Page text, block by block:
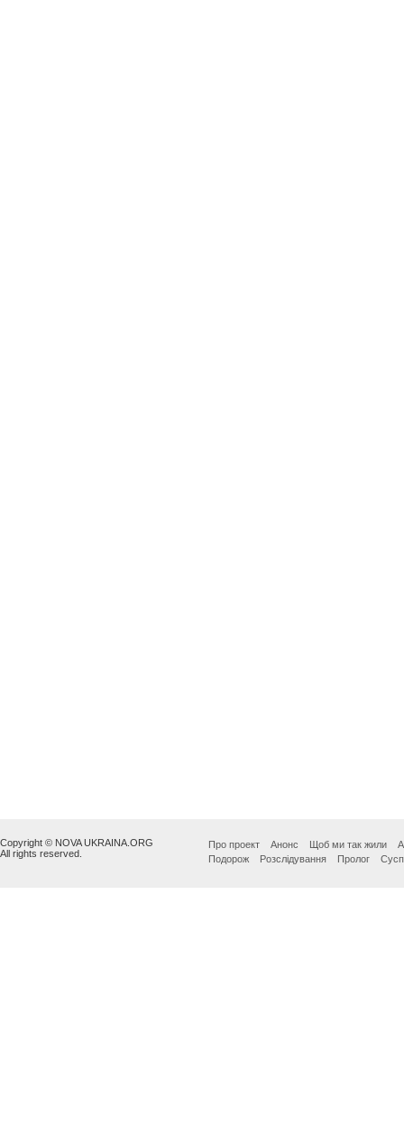
Copyright © NOVA UKRAINA.ORG
All rights reserved.
Про проект Анонс Щоб ми так жили
Подорож
Розслідування Пролог